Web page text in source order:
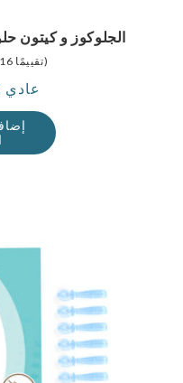
الجلوكوز و كيتون
(16 تقييمًا)
عادي €16,91